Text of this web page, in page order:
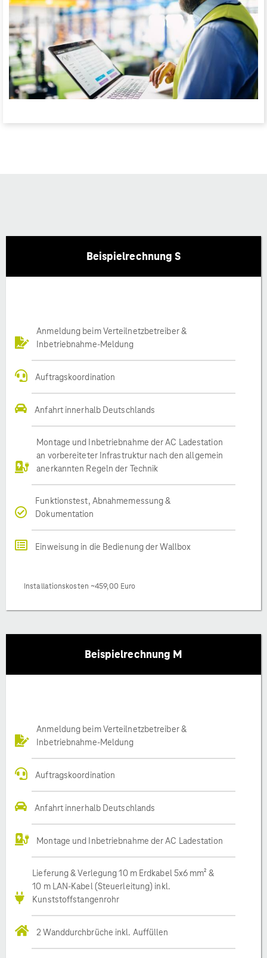
Beispielrechnung S
Anmeldung beim Verteilnetzbetreiber &
Inbetriebnahme-Meldung
Auftragskoordination
Anfahrt innerhalb Deutschlands
Montage und Inbetriebnahme der AC Ladestation
an vorbereiteter Infrastruktur nach den allgemein
anerkannten Regeln der Technik
Funktionstest, Abnahmemessung &
Dokumentation
Einweisung in die Bedienung der Wallbox
Installationskosten ~459,00 Euro
Beispielrechnung M
Anmeldung beim Verteilnetzbetreiber &
Inbetriebnahme-Meldung
Auftragskoordination
Anfahrt innerhalb Deutschlands
Montage und Inbetriebnahme der AC Ladestation
Lieferung & Verlegung 10 m Erdkabel 5x6 mm² &
10 m LAN-Kabel (Steuerleitung) inkl.
Kunststoffstangenrohr
2 Wanddurchbrüche inkl. Auffüllen